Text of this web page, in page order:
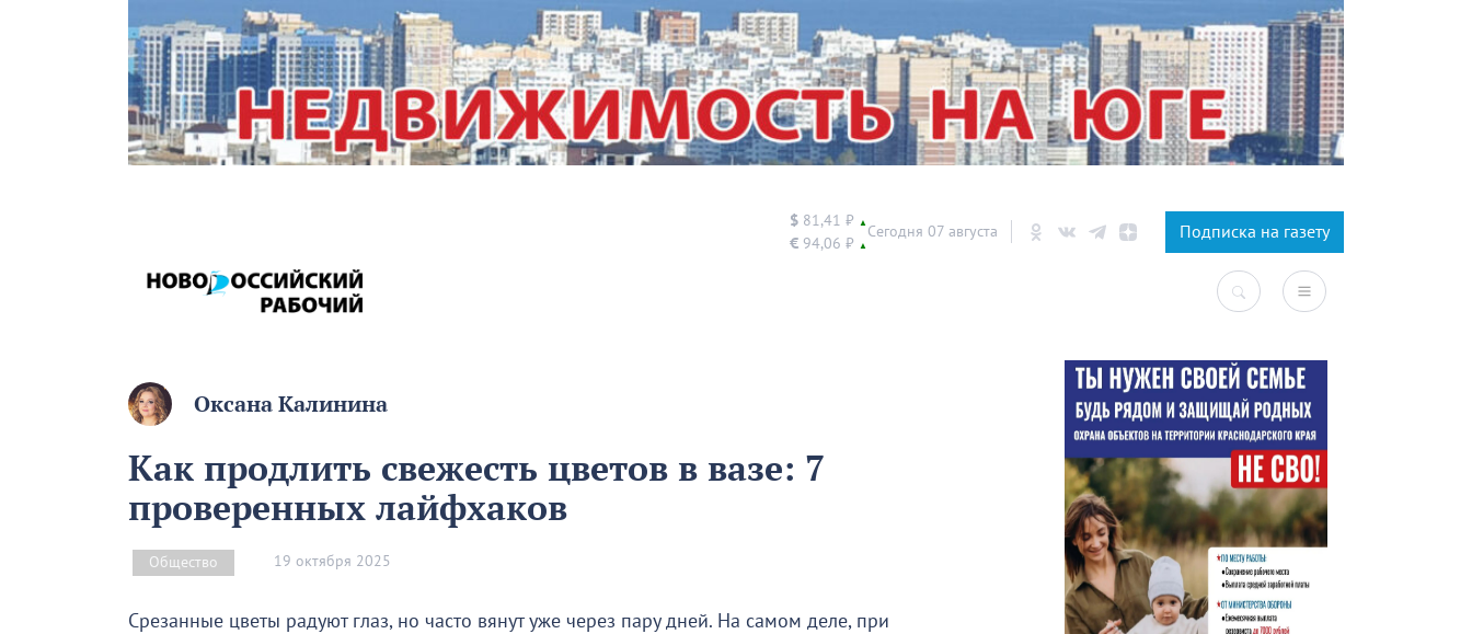
$ 81,41 ₽ ▲
€ 94,06 ₽ ▲
Сегодня 07 августа Подписка на газету
Оксана Калинина
Как продлить свежесть цветов в вазе: 7
проверенных лайфхаков
Общество 19 октября 2025
Срезанные цветы радуют глаз, но часто вянут уже через пару дней. На самом деле, при